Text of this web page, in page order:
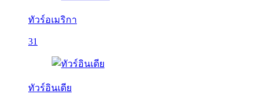
ทัวร์อเมริกา
31
ทัวร์อินเดีย